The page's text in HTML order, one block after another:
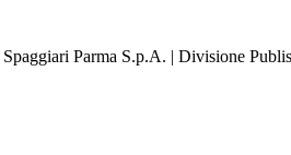
Parma S.p.A. | Divisione